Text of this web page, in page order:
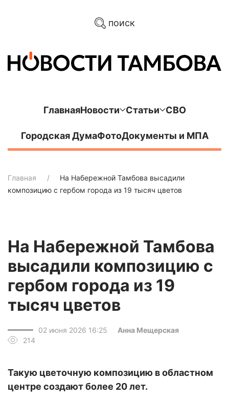
поиск
ГлавнаяНовости Статьи СВО
Городская ДумаФотоДокументы и МПА
Главная
На Набережной Тамбова высадили
композицию с гербом города из 19 тысяч цветов
На Набережной Тамбова
высадили композицию с
гербом города из 19
тысяч цветов
02 июня 2026 16:25
Анна Мещерская
214
Такую цветочную композицию в областном
центре создают более 20 лет.